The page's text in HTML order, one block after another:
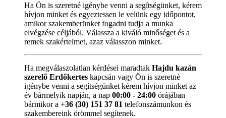
Ha Ön is szeretné igénybe venni a segítségünket, kérem
hívjon minket és egyeztessen le velünk egy időpontot,
amikor szakemberünket fogadni tudja a munka
elvégzése céljából. Válassza a kiváló minőséget és a
remek szakértelmet, azaz válasszon minket.
Ha megválaszolatlan kérdései maradtak Hajdu kazán
szerelő Erdőkertes kapcsán vagy Ön is szeretné
igénybe venni a segítségünket kérem hívjon minket az
év bármelyik napján, a nap 00:00 - 24:00 órájában
bármikor a +36 (30) 151 37 81 telefonszámunkon és
szakembereink örömmel segítenek.